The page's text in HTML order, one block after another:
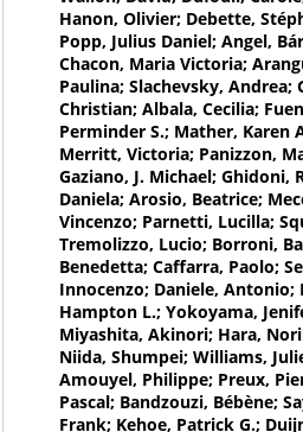
Hanon, Olivier; Debette,
Popp, Julius Daniel; Angel,
Chacon, Maria Victoria;
Paulina; Slachevsky, Andrea;
Christian; Albala, Cecilia;
Perminder S.; Mather, Karen
Merritt, Victoria; Panizzon,
Gaziano, J. Michael; Ghidoni,
Daniela; Arosio, Beatrice;
Vincenzo; Parnetti, Lucilla;
Tremolizzo, Lucio; Borroni,
Benedetta; Caffarra, Paolo;
Innocenzo; Daniele, Antonio;
Hampton L.; Yokoyama,
Miyashita, Akinori; Hara,
Niida, Shumpei; Williams,
Amouyel, Philippe; Preux,
Pascal; Bandzouzi, Bébène;
Frank; Kehoe, Patrick G.;